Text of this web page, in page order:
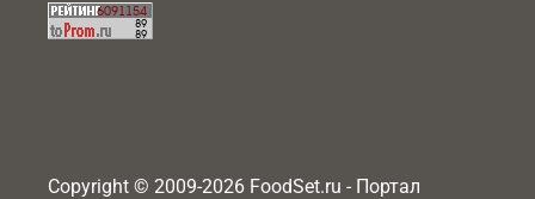
Copyright © 2009-2026 FoodSet.ru - Портал